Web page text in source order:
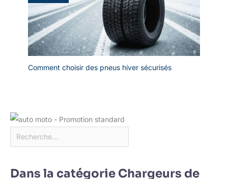
Comment choisir des pneus hiver sécurisés
Dans la catégorie Chargeurs de